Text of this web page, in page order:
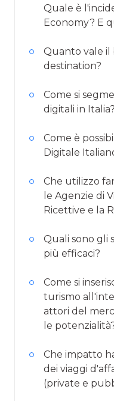
Quale è
Economy? E
Quanto vale il
destination?
Come si
digitali in Italia?
Come è
Digitale
Che utilizzo
le Agenzie di
Ricettive e la
Quali sono gli
più efficaci?
Come si
turismo
attori del
le
Che impatto
dei viaggi
(private e